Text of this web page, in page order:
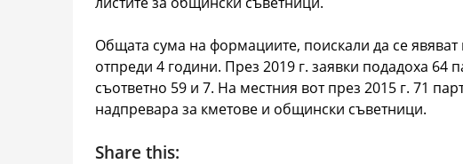
Общата сума на формациите, поискали да се
отпреди 4 години. През 2019 г. заявки подадоха 64
съответно 59 и 7. На местния вот през 2015 г. 71
надпревара за кметове и общински съветници.
Share this: